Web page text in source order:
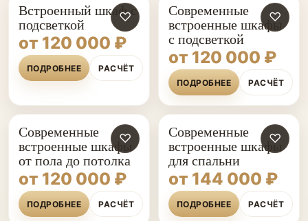
♡
Встроенный шкаф с
подсветкой
от 120 000 ₽
ПОДРОБНЕЕ РАСЧЁТ
♡
Современные
встроенные шкафы
с подсветкой
от 120 000 ₽
ПОДРОБНЕЕ РАСЧЁТ
♡
Современные
встроенные шкафы
от пола до потолка
от 120 000 ₽
ПОДРОБНЕЕ РАСЧЁТ
♡
Современные
встроенные шкафы
для спальни
от 144 000 ₽
ПОДРОБНЕЕ РАСЧЁТ